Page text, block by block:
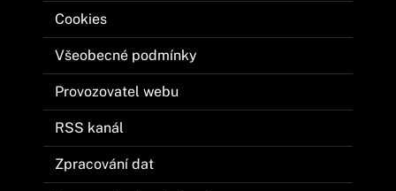
Cookies
Všeobecné podmínky
Provozovatel webu
RSS kanál
Zpracování dat